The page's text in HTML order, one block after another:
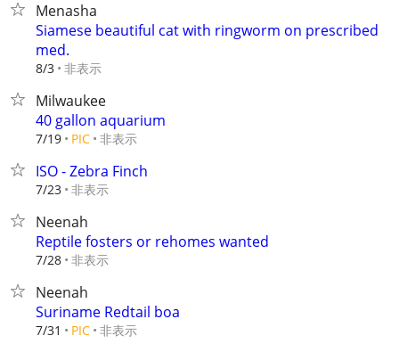
Menasha
Siamese beautiful cat with ringworm on prescribed
med.
8/3 非表示
Milwaukee
40 gallon aquarium
7/19 PIC 非表示
ISO - Zebra Finch
7/23 非表示
Neenah
Reptile fosters or rehomes wanted
7/28 非表示
Neenah
Suriname Redtail boa
7/31 PIC 非表示